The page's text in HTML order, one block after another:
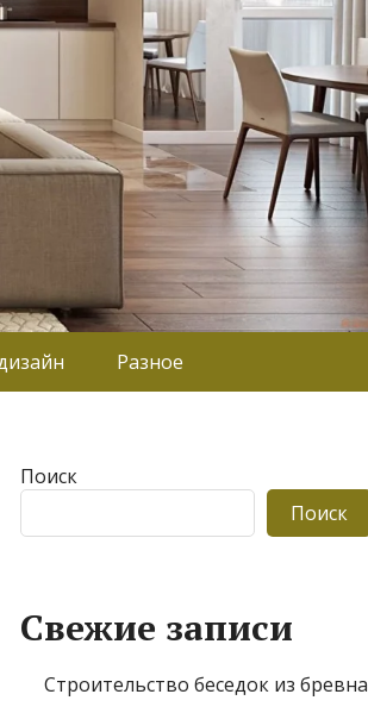
Разное
Поиск
Поиск
Свежие записи
Строительство беседок из бревна